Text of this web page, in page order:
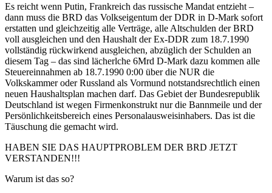
Es reicht wenn Putin, Frankreich das russische Mandat entzieht –
dann muss die BRD das Volkseigentum der DDR in D-Mark sofort
erstatten und gleichzeitig alle Verträge, alle Altschulden der BRD
voll ausgleichen und den Haushalt der Ex-DDR zum 18.7.1990
vollständig rückwirkend ausgleichen, abzüglich der Schulden an
diesem Tag – das sind lächerlche 6Mrd D-Mark dazu kommen alle
Steuereinnahmen ab 18.7.1990 0:00 über die NUR die
Volkskammer oder Russland als Vormund notstandsrechtlich einen
neuen Haushaltsplan machen darf. Das Gebiet der Bundesrepublik
Deutschland ist wegen Firmenkonstrukt nur die Bannmeile und der
Persönlichkeitsbereich eines Personalausweisinhabers. Das ist die
Täuschung die gemacht wird.
HABEN SIE DAS HAUPTPROBLEM DER BRD JETZT
VERSTANDEN!!!
Warum ist das so?